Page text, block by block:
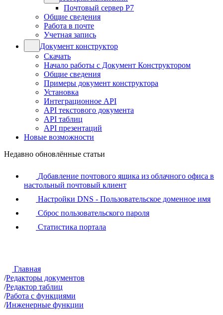
Почтовый сервер Р7
Общие сведения
Работа в почте
Учетная запись
Документ конструктор
Скачать
Начало работы с Документ Конструктором
Общие сведения
Примеры документ конструктора
Установка
Интеграционное API
API текстового документа
API таблиц
API презентаций
Новые возможности
Недавно обновлённые статьи
Добавление почтового ящика из облачного офиса в
настольный почтовый клиент
Настройки DNS - Пользовательское доменное имя
Сброс пользовательского пароля
Статистика портала
Главная
/Редакторы документов
/Редактор таблиц
/Работа с функциями
/Инженерные функции